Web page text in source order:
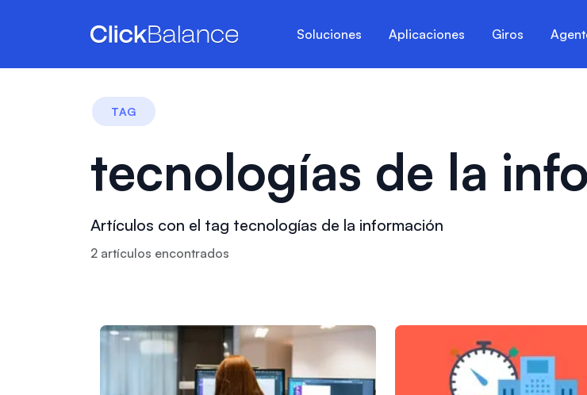
Soluciones Aplicaciones Giros
TAG
tecnologías de la
Artículos con el tag tecnologías de la información
2 artículos encontrados